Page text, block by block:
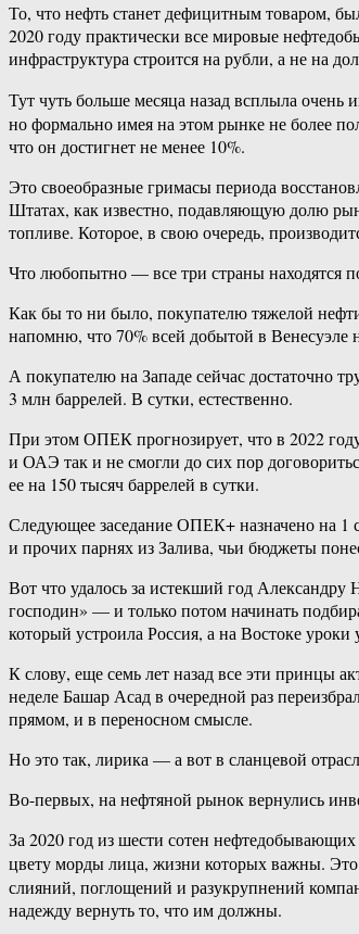
То, что нефть станет дефицитным товаром,
2020 году практически все мировые
инфраструктура строится на рубли, а не на
Тут чуть больше месяца назад всплыла очень
но формально имея на этом рынке не более
что он достигнет не менее 10%.
Это своеобразные гримасы периода
Штатах, как известно, подавляющую долю
топливе. Которое, в свою очередь,
Что любопытно — все три страны находятся
Как бы то ни было, покупателю тяжелой
напомню, что 70% всей добытой в
А покупателю на Западе сейчас достаточно
3 млн баррелей. В сутки, естественно.
При этом ОПЕК прогнозирует, что в 2022
и ОАЭ так и не смогли до сих пор
ее на 150 тысяч баррелей в сутки.
Следующее заседание ОПЕК+ назначено на 1
и прочих парнях из Залива, чьи бюджеты
Вот что удалось за истекший год
господин» — и только потом начинать
который устроила Россия, а на Востоке
К слову, еще семь лет назад все эти принцы
неделе Башар Асад в очередной раз
прямом, и в переносном смысле.
Но это так, лирика — а вот в сланцевой
Во-первых, на нефтяной рынок вернулись
За 2020 год из шести сотен
цвету морды лица, жизни которых важны.
слияний, поглощений и разукрупнений
надежду вернуть то, что им должны.